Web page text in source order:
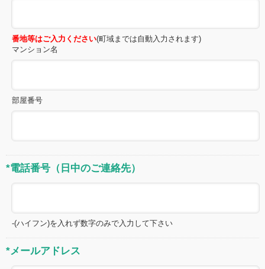
番地等はご入力ください(町域までは自動入力されます)
マンション名
部屋番号
*電話番号（日中のご連絡先）
-(ハイフン)を入れず数字のみで入力して下さい
*メールアドレス